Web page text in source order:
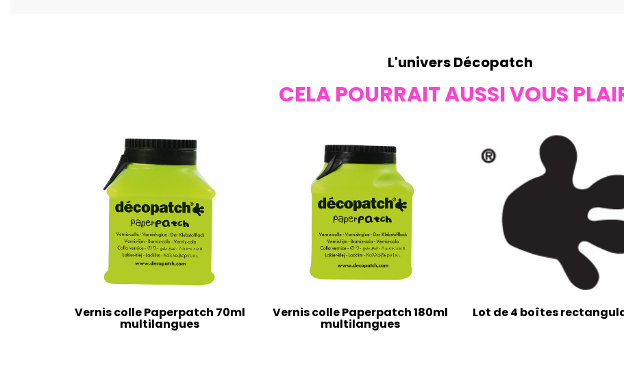
L'univers Décopatch
CELA POURRAIT AUSSI VOUS
Vernis colle Paperpatch 70ml
multilangues
Vernis colle Paperpatch 180ml
multilangues
Lot de 4 boîtes